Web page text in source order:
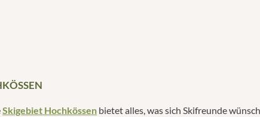
Skigebiet Hochkössen bietet alles, was sich Skifreunde